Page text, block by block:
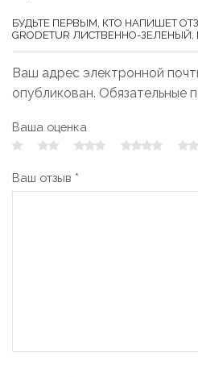
БУДЬТЕ ПЕРВЫМ, КТО НАПИШЕТ
GRODETUR ЛИСТВЕННО-ЗЕЛЕНЫЙ,
Ваш адрес электронной
опубликован. Обязательные
Ваша оценка
Ваш отзыв *